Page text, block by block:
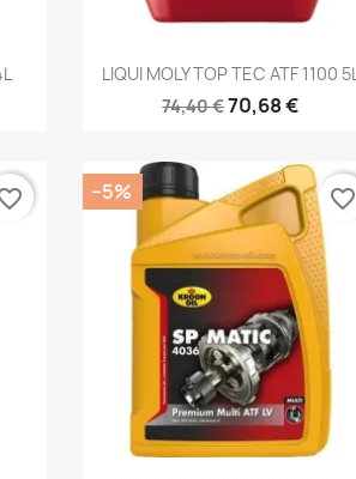
Kiirvaade
LIQUI MOLY TOP TEC ATF 1100 5L
74,40 €70,68 €
−5% favorite_border